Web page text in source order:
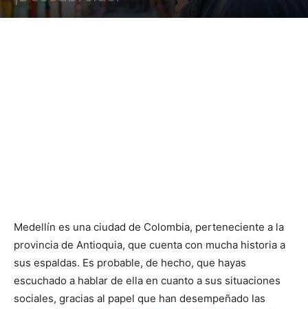
Medellín es una ciudad de Colombia, perteneciente a la
provincia de Antioquia, que cuenta con mucha historia a
sus espaldas. Es probable, de hecho, que hayas
escuchado a hablar de ella en cuanto a sus situaciones
sociales, gracias al papel que han desempeñado las